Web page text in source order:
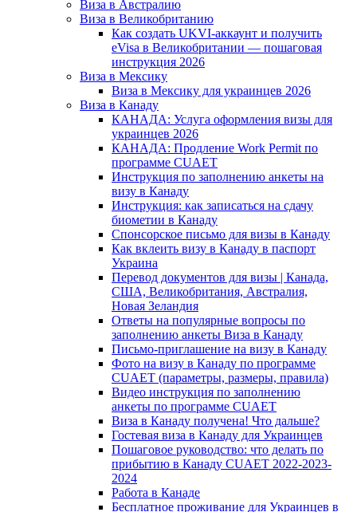
Виза в Австралию
Виза в Великобританию
Как создать UKVI-аккаунт и получить
eVisa в Великобритании — пошаговая
инструкция 2026
Виза в Мексику
Виза в Мексику для украинцев 2026
Виза в Канаду
КАНАДА: Услуга оформления визы для
украинцев 2026
КАНАДА: Продление Work Permit по
программе CUAET
Инструкция по заполнению анкеты на
визу в Канаду
Инструкция: как записаться на сдачу
биометии в Канаду
Спонсорское письмо для визы в Канаду
Как вклеить визу в Канаду в паспорт
Украина
Перевод документов для визы | Канада,
США, Великобритания, Австралия,
Новая Зеландия
Ответы на популярные вопросы по
заполнению анкеты Виза в Канаду
Письмо-приглашение на визу в Канаду
Фото на визу в Канаду по программе
CUAET (параметры, размеры, правила)
Видео инструкция по заполнению
анкеты по программе CUAET
Виза в Канаду получена! Что дальше?
Гостевая виза в Канаду для Украинцев
Пошаговое руководство: что делать по
прибытию в Канаду CUAET 2022-2023-
2024
Работа в Канаде
Бесплатное проживание для Украинцев в